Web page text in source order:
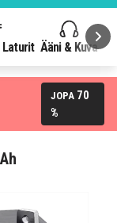
Laturit Ääni & Kuva
JOPA 70
%